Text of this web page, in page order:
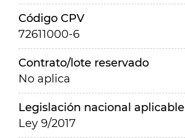
Código CPV
72611000-6
Contrato/lote reservado
No aplica
Legislación nacional aplicable
Ley 9/2017